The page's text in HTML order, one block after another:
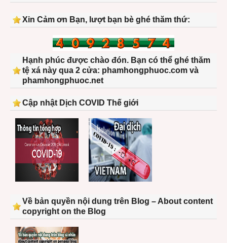
Xin Cảm ơn Bạn, lượt bạn bè ghé thăm thứ:
Hạnh phúc được chào đón. Bạn có thể ghé thăm
tệ xá này qua 2 cửa: phamhongphuoc.com và
phamhongphuoc.net
Cập nhật Dịch COVID Thế giới
Về bản quyền nội dung trên Blog – About content
copyright on the Blog